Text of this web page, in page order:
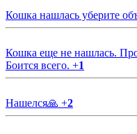
Кошка нашлась уберите
Кошка еще не нашлась.
Боится всего. +1
Нашелся🙏 +2